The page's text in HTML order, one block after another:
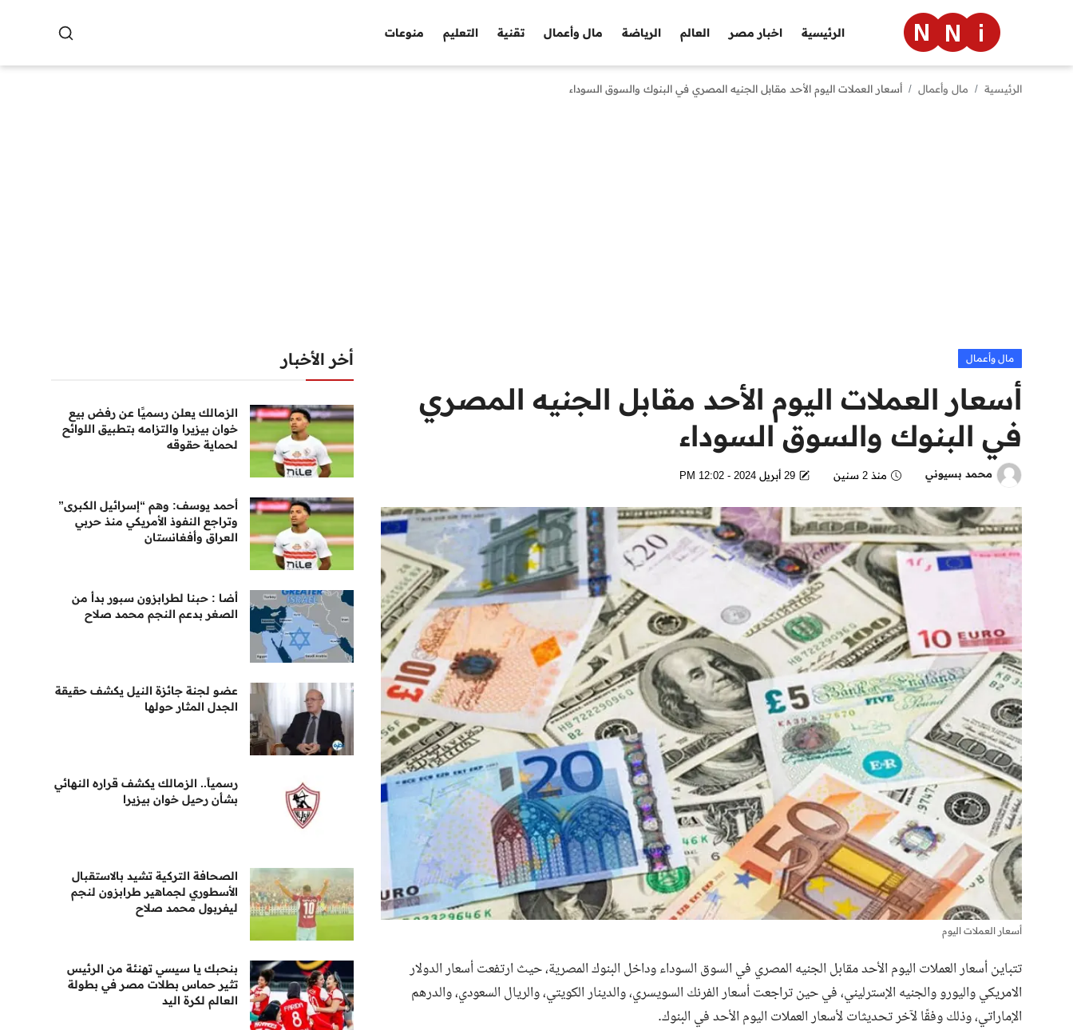
الرئيسية اخبار مصر العالم الرياضة مال وأعمال تقنية التعليم منوعات
منوعات
الرئيسية مال وأعمال أسعار العملات اليوم الأحد مقابل الجنيه المصري في البنوك والسوق السوداء
مال وأعمال
أسعار العملات اليوم الأحد مقابل الجنيه المصري
في البنوك والسوق السوداء
محمد بسيوني منذ 2 سنين 29 أبريل 2024 - 12:02 PM
أسعار العملات اليوم
تتباين أسعار العملات اليوم الأحد مقابل الجنيه المصري في السوق السوداء وداخل البنوك المصرية، حيث ارتفعت أسعار الدولار
الامريكي واليورو والجنيه الإسترليني، في حين تراجعت أسعار الفرنك السويسري، والدينار الكويتي، والريال السعودي، والدرهم
الإماراتي، وذلك وفقًا لآخر تحديثات لأسعار العملات اليوم الأحد في البنوك.
أخر الأخبار
الزمالك يعلن رسميًا عن رفض بيع
خوان بيزيرا والتزامه بتطبيق اللوائح
لحماية حقوقه
أحمد يوسف: وهم “إسرائيل الكبرى”
وتراجع النفوذ الأمريكي منذ حربي
العراق وأفغانستان
أضا : حبنا لطرابزون سبور بدأ من
الصغر بدعم النجم محمد صلاح
عضو لجنة جائزة النيل يكشف حقيقة
الجدل المثار حولها
رسمياً.. الزمالك يكشف قراره النهائي
بشأن رحيل خوان بيزيرا
الصحافة التركية تشيد بالاستقبال
الأسطوري لجماهير طرابزون لنجم
ليفربول محمد صلاح
بنحبك يا سيسي تهنئة من الرئيس
تثير حماس بطلات مصر في بطولة
العالم لكرة اليد